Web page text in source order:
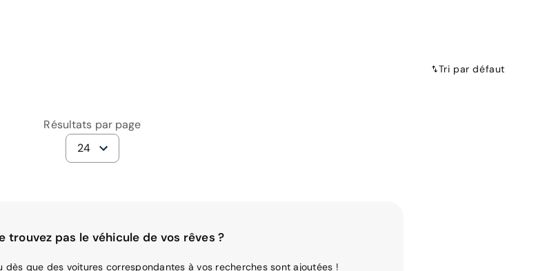
Tri par défaut
Résultats par page
24
trouvez pas le véhicule de vos rêves ?
dès que des voitures correspondantes à vos recherches sont ajoutées !